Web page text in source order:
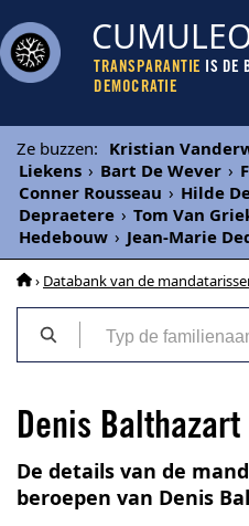
TRANSPARANTIE IS DE
DEMOCRATIE
Ze buzzen: Kristian
Liekens › Bart De Wever ›
Conner Rousseau › Hilde
Depraetere › Tom Van
Hedebouw › Jean-Marie
› Databank van de
Denis Balthazart
De details van de
beroepen van Denis